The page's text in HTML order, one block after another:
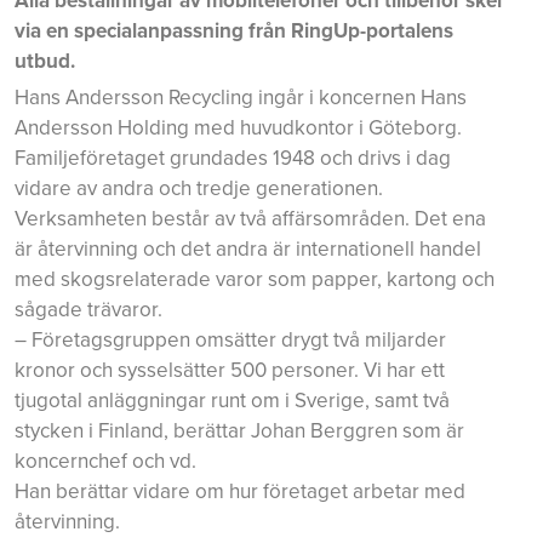
via en specialanpassning från RingUp-portalens
utbud.
Hans Andersson Recycling ingår i koncernen Hans
Andersson Holding med huvudkontor i Göteborg.
Familjeföretaget grundades 1948 och drivs i dag
vidare av andra och tredje generationen.
Verksamheten består av två affärsområden. Det ena
är återvinning och det andra är internationell handel
med skogsrelaterade varor som papper, kartong och
sågade trävaror.
– Företagsgruppen omsätter drygt två miljarder
kronor och sysselsätter 500 personer. Vi har ett
tjugotal anläggningar runt om i Sverige, samt två
stycken i Finland, berättar Johan Berggren som är
koncernchef och vd.
Han berättar vidare om hur företaget arbetar med
återvinning.